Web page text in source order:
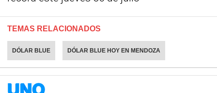
TEMAS RELACIONADOS
DÓLAR BLUE DÓLAR BLUE HOY EN MENDOZA